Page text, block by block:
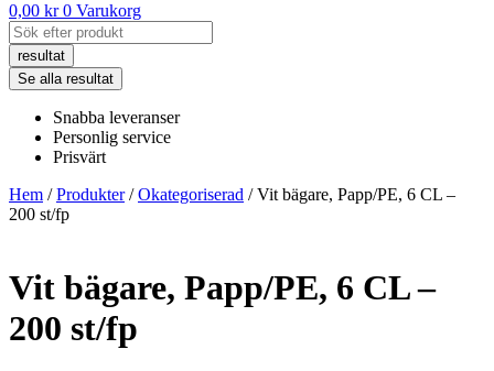
0,00 kr 0 Varukorg
Search
...resultat
Se alla resultat
Snabba leveranser
Personlig service
Prisvärt
Hem /Produkter/Okategoriserad / Vit bägare, Papp/PE, 6 CL –
200 st/fp
Vit bägare, Papp/PE, 6 CL –
200 st/fp